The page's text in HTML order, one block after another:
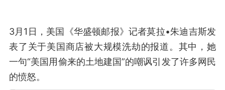
3月1日，美国《华盛顿邮报》记者莫拉•朱迪吉斯发
表了关于美国商店被大规模洗劫的报道。其中，她
一句“美国用偷来的土地建国”的嘲讽引发了许多网民
的愤怒。